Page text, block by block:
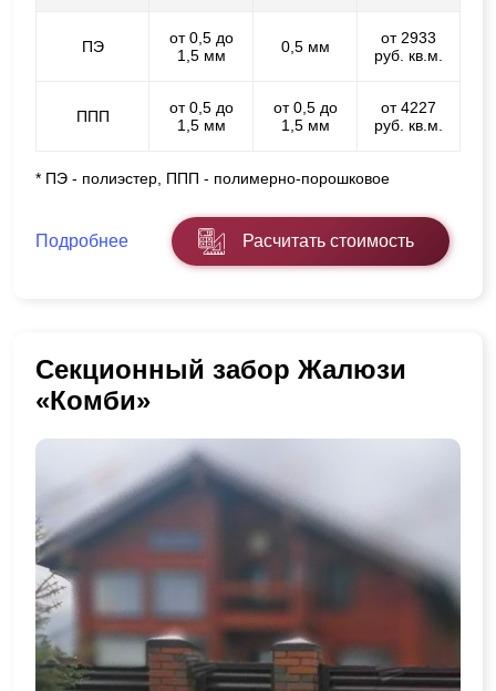
ПЭ
от 0,5 до
1,5 мм
0,5 мм
от 2933
руб. кв.м.
ППП
от 0,5 до
1,5 мм
от 0,5 до
1,5 мм
от 4227
руб. кв.м.
* ПЭ - полиэстер, ППП - полимерно-порошковое
Подробнее Расчитать стоимость
Секционный забор Жалюзи
«Комби»